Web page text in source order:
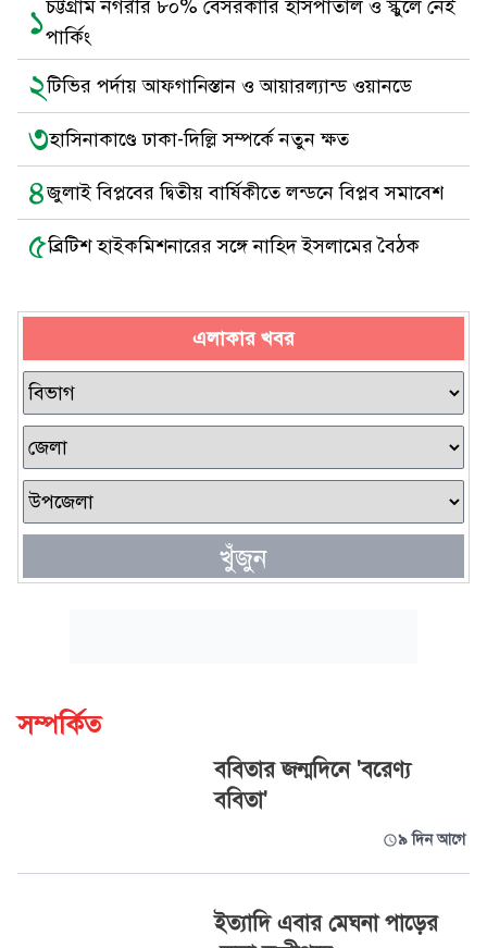
১চট্টগ্রাম নগরীর ৮০% বেসরকারি হাসপাতাল ও স্কুলে নেই
পার্কিং
২টিভির পর্দায় আফগানিস্তান ও আয়ারল্যান্ড ওয়ানডে
৩হাসিনাকাণ্ডে ঢাকা-দিল্লি সম্পর্কে নতুন ক্ষত
৪জুলাই বিপ্লবের দ্বিতীয় বার্ষিকীতে লন্ডনে বিপ্লব সমাবেশ
৫ব্রিটিশ হাইকমিশনারের সঙ্গে নাহিদ ইসলামের বৈঠক
এলাকার খবর
খুঁজুন
সম্পর্কিত
ববিতার জন্মদিনে 'বরেণ্য
ববিতা'
৯ দিন আগে
ইত্যাদি এবার মেঘনা পাড়ের